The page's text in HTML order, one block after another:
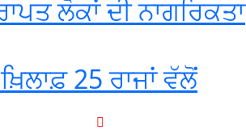
ਲੋਕਾਂ ਦੀ ਨਾਗਰਿਕਤਾ
25 ਰਾਜਾਂ ਵੱਲੋਂ